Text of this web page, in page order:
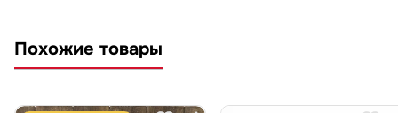
Похожие товары